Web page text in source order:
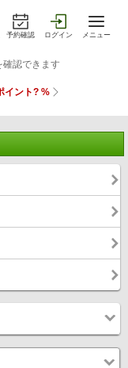
予約確認 ログイン メニュー